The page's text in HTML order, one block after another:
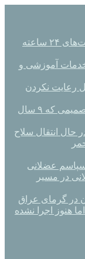
فوت ۴ نفر و مصدومیت ۲۵ تن در عملیات‌های ۲۴ ساعته
خدمات آموزشی و
دلیل رعایت نکردن
موتورسیکلت‌ها پشت درِ طرح ترافیک؛ تصمیمی که ۹ سال
عضلانی
در مسیر
در گرمای عراق
هنوز اجرا نشده